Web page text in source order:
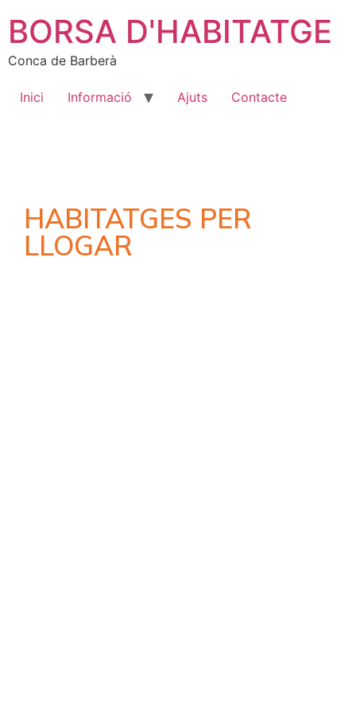
BORSA D'HABITATGE
Conca de Barberà
Inici Informació Ajuts Contacte
HABITATGES PER
LLOGAR